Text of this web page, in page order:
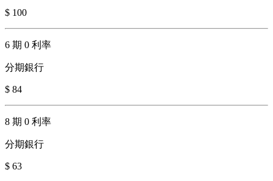
$ 100
6 期 0 利率
分期銀行
$ 84
8 期 0 利率
分期銀行
$ 63